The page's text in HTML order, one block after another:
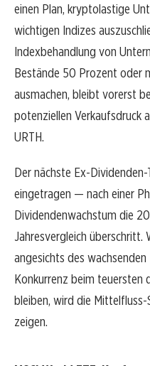
einen Plan, kryptolastige
wichtigen Indizes
Indexbehandlung von
Bestände 50 Prozent oder
ausmachen, bleibt vorerst
potenziellen Verkaufsdruck
URTH.
Der nächste Ex-
eingetragen — nach einer
Dividendenwachstum die
Jahresvergleich überschritt.
angesichts des
Konkurrenz beim teuersten
bleiben, wird die
zeigen.